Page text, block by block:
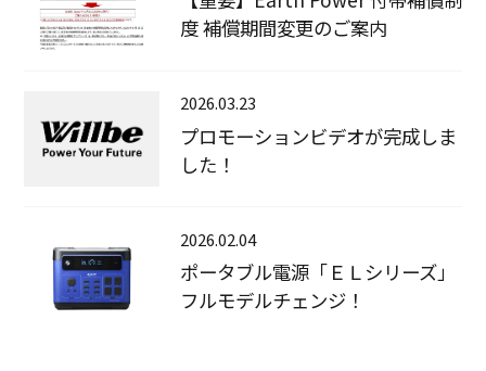
度 補償期間変更のご案内
2026.03.23
プロモーションビデオが完成しま
した！
2026.02.04
ポータブル電源「ＥＬシリーズ」
フルモデルチェンジ！